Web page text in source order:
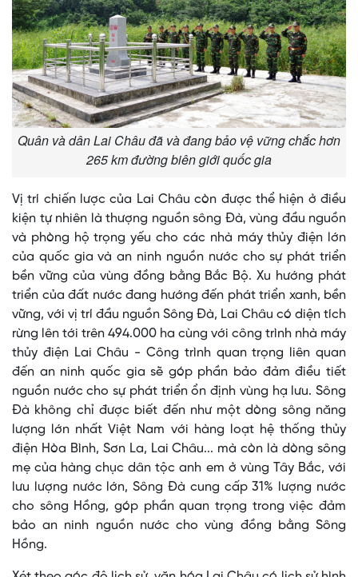
Quân và dân Lai Châu đã và đang bảo vệ vững chắc hơn
265 km đường biên giới quốc gia
Vị trí chiến lược của Lai Châu còn được thể hiện ở điều
kiện tự nhiên là thượng nguồn sông Đà, vùng đầu nguồn
và phòng hộ trọng yếu cho các nhà máy thủy điện lớn
của quốc gia và an ninh nguồn nước cho sự phát triển
bền vững của vùng đồng bằng Bắc Bộ. Xu hướng phát
triển của đất nước đang hướng đến phát triển xanh, bền
vững, với vị trí đầu nguồn Sông Đà, Lai Châu có diện tích
rừng lên tới trên 494.000 ha cùng với công trình nhà máy
thủy điện Lai Châu - Công trình quan trọng liên quan
đến an ninh quốc gia sẽ góp phần bảo đảm điều tiết
nguồn nước cho sự phát triển ổn định vùng hạ lưu. Sông
Đà không chỉ được biết đến như một dòng sông năng
lượng lớn nhất Việt Nam với hàng loạt hệ thống thủy
điện Hòa Bình, Sơn La, Lai Châu... mà còn là dòng sông
mẹ của hàng chục dân tộc anh em ở vùng Tây Bắc, với
lưu lượng nước lớn, Sông Đà cung cấp 31% lượng nước
cho sông Hồng, góp phần quan trọng trong việc đảm
bảo an ninh nguồn nước cho vùng đồng bằng Sông
Hồng.